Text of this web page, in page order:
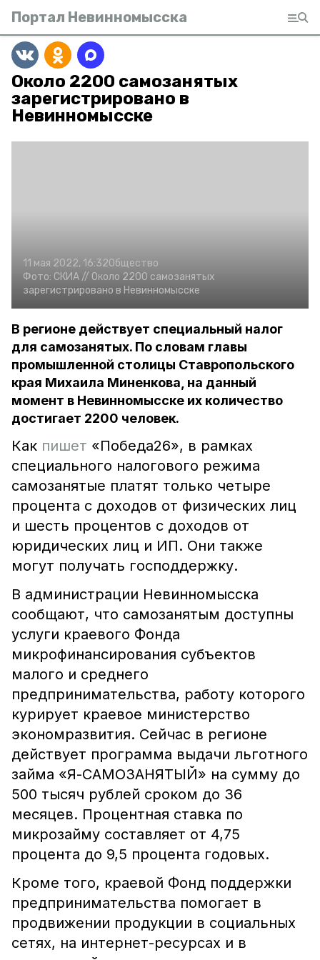
Портал Невинномысска
Около 2200 самозанятых
зарегистрировано в
Невинномысске
11 мая 2022, 16:32Общество
Фото: СКИА // Около 2200 самозанятых
зарегистрировано в Невинномысске
В регионе действует специальный налог
для самозанятых. По словам главы
промышленной столицы Ставропольского
края Михаила Миненкова, на данный
момент в Невинномысске их количество
достигает 2200 человек.
Как пишет «Победа26», в рамках
специального налогового режима
самозанятые платят только четыре
процента с доходов от физических лиц
и шесть процентов с доходов от
юридических лиц и ИП. Они также
могут получать господдержку.
В администрации Невинномысска
сообщают, что самозанятым доступны
услуги краевого Фонда
микрофинансирования субъектов
малого и среднего
предпринимательства, работу которого
курирует краевое министерство
экономразвития. Сейчас в регионе
действует программа выдачи льготного
займа «Я-САМОЗАНЯТЫЙ» на сумму до
500 тысяч рублей сроком до 36
месяцев. Процентная ставка по
микрозайму составляет от 4,75
процента до 9,5 процента годовых.
Кроме того, краевой Фонд поддержки
предпринимательства помогает в
продвижении продукции в социальных
сетях, на интернет-ресурсах и в